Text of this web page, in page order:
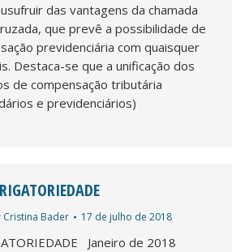
das vantagens da chamada
que prevê a possibilidade de
previdenciária com quaisquer
Destaca-se que a unificação dos
de compensação tributária
e previdenciários)
Cristina Bader 17 de julho de 2018
Janeiro de 2018